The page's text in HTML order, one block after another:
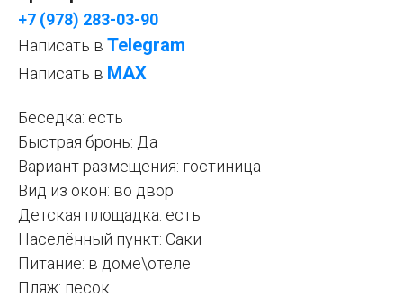
+7 (978) 283-03-90
Написать в Telegram
Написать в МАХ
Беседка: есть
Быстрая бронь: Да
Вариант размещения: гостиница
Вид из окон: во двор
Детская площадка: есть
Населённый пункт: Саки
Питание: в доме\отеле
Пляж: песок